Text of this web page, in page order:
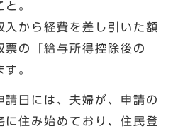
と。
から経費を差し引いた額
票の「給与所得控除後の
。
請日には、夫婦が、申請の
に住み始めており、住民登